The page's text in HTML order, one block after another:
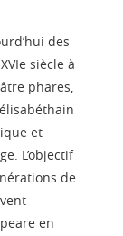
des
siècle à
phares,
et
L’objectif
de
en